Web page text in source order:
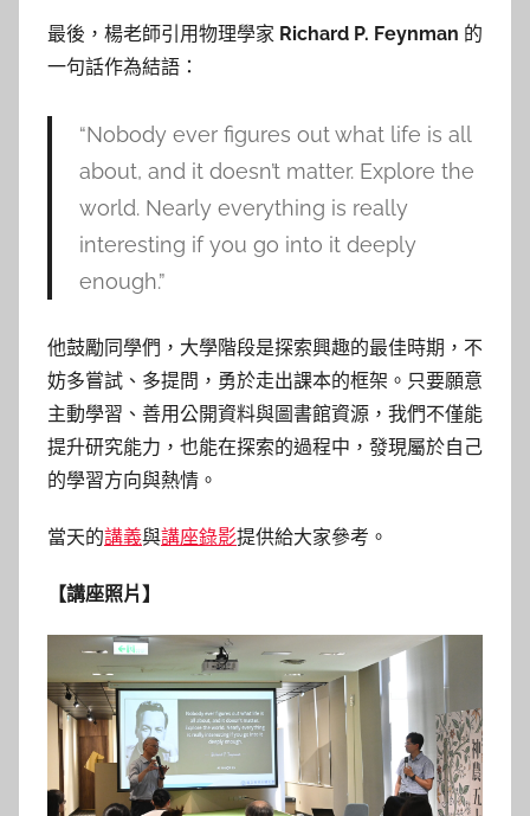
最後，楊老師引用物理學家 Richard P. Feynman 的
一句話作為結語：
“Nobody ever figures out what life is all
about, and it doesn’t matter. Explore the
world. Nearly everything is really
interesting if you go into it deeply
enough.”
他鼓勵同學們，大學階段是探索興趣的最佳時期，不
妨多嘗試、多提問，勇於走出課本的框架。只要願意
主動學習、善用公開資料與圖書館資源，我們不僅能
提升研究能力，也能在探索的過程中，發現屬於自己
的學習方向與熱情。
當天的講義與講座錄影提供給大家參考。
【講座照片】